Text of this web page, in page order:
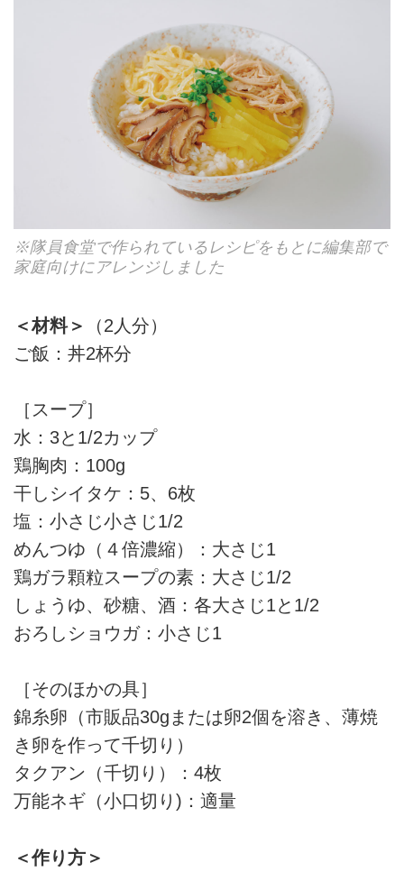
※隊員食堂で作られているレシピをもとに編集部で
家庭向けにアレンジしました
＜材料＞
（2人分）
ご飯：丼2杯分
［スープ］
水：3と1/2カップ
鶏胸肉：100g
干しシイタケ：5、6枚
塩：小さじ小さじ1/2
めんつゆ（４倍濃縮）：大さじ1
鶏ガラ顆粒スープの素：大さじ1/2
しょうゆ、砂糖、酒：各大さじ1と1/2
おろしショウガ：小さじ1
［そのほかの具］
錦糸卵（市販品30gまたは卵2個を溶き、薄焼
き卵を作って千切り）
タクアン（千切り）：4枚
万能ネギ（小口切り)：適量
＜作り方＞